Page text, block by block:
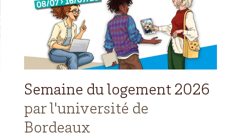
Semaine du logement 2026
par l'université de
Bordeaux